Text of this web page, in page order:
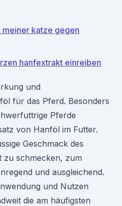
katze gegen
hanfextrakt einreiben
und
für das Pferd. Besonders
Pferde
von Hanföl im Futter.
Geschmack des
zu schmecken, zum
und ausgleichend.
und Nutzen
die am häufigsten